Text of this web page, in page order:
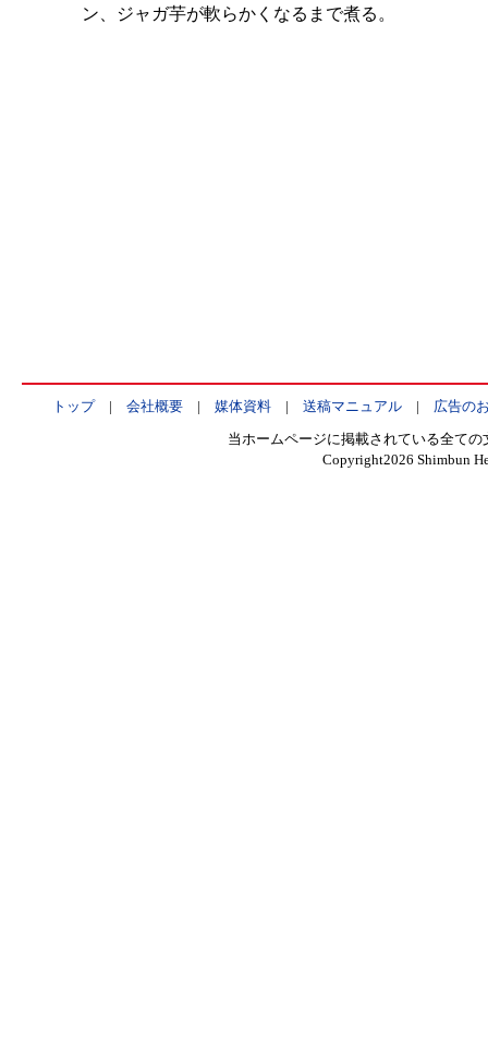
ン、ジャガ芋が軟らかくなるまで煮る。
トップ| 会社概要| 媒体資料| 送稿マニュアル| 広告の
当ホームページに掲載されている全て
Copyright2026 Shimbun